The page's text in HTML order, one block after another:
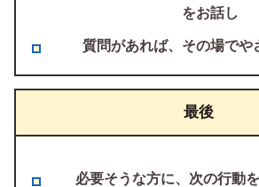
をお話し
質問があれば、その場でや
最後
必要そうな方に、次の行動